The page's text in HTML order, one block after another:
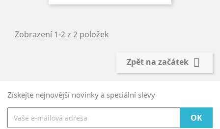
Zobrazení 1-2 z 2 položek
Zpět na začátek 
Získejte nejnovější novinky a speciální slevy